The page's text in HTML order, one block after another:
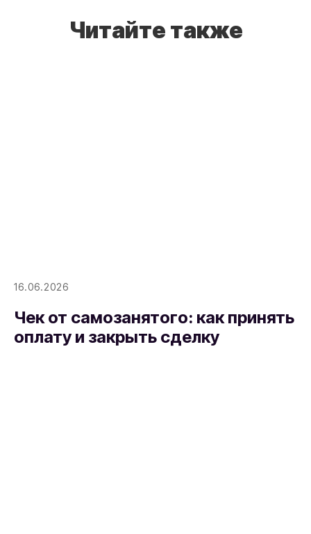
Читайте также
16.06.2026
Чек от самозанятого: как принять
оплату и закрыть сделку